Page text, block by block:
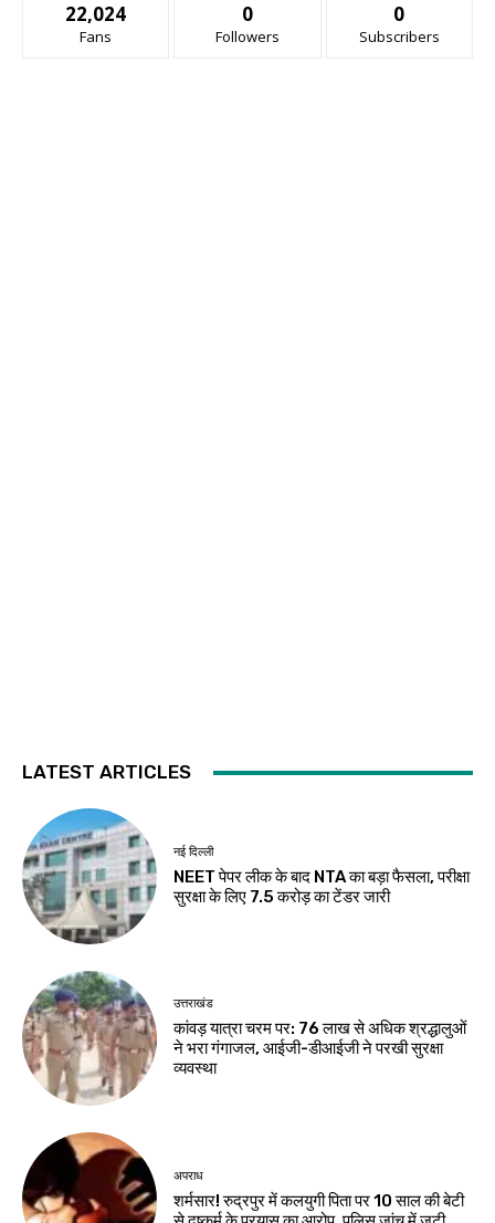
22,024
Fans
0
Followers
0
Subscribers
LATEST ARTICLES
नई दिल्ली
NEET पेपर लीक के बाद NTA का बड़ा फैसला, परीक्षा
सुरक्षा के लिए ₹7.5 करोड़ का टेंडर जारी
उत्तराखंड
कांवड़ यात्रा चरम पर: 76 लाख से अधिक श्रद्धालुओं
ने भरा गंगाजल, आईजी-डीआईजी ने परखी सुरक्षा
व्यवस्था
अपराध
शर्मसार! रुद्रपुर में कलयुगी पिता पर 10 साल की बेटी